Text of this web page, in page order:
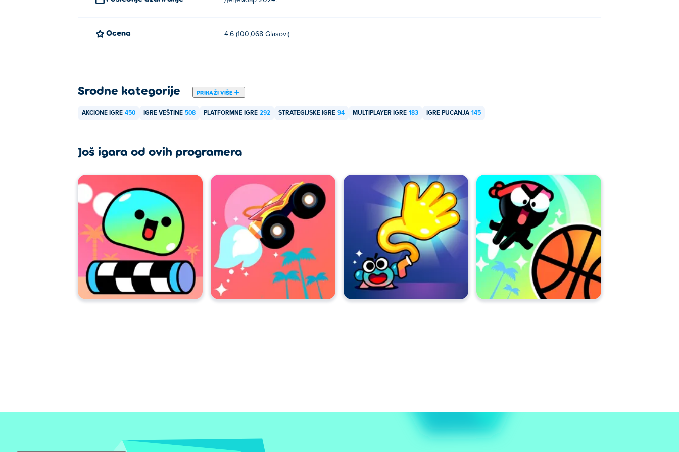
Ocena 4.6 (100,068 Glasovi)
Srodne kategorije PRIKAŽI VIŠE
AKCIONE IGRE 450 IGRE VEŠTINE 508 PLATFORMNE IGRE 292 STRATEGIJSKE IGRE 94 MULTIPLAYER IGRE 183 IGRE PUCANJA 145
Još igara od ovih programera